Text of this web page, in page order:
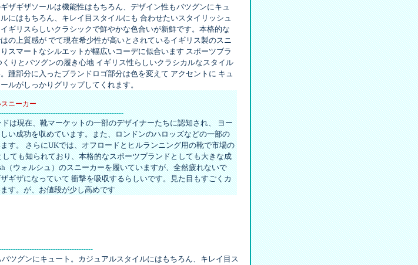
ザギザソールは機能性はもちろん、デザイン性もバツグンにキュ
にはもちろん、キレイ目スタイルにも 合わせたいスタイリッシュ
ギリスらしいクラシックで鮮やかな色合いが新鮮です。本格的な
の上質感が でて現在希少性が高いとされているイギリス製のスニ
スマートなシルエットが幅広いコーデに似合います スポーツブラ
りとバツグンの履き心地 イギリス性らしいクラシカルなスタイル
踵部分に入ったブランドロゴ部分は色を変えて アクセントに キュ
ルがしっかりグリップしてくれます。
ニーカー
は現在、靴マーケットの一部のデザイナーたちに認知され、 ヨー
い成功を収めています。また、ロンドンのハロッズなどの一部の
す。 さらにUKでは、オフロードとヒルランニング用の靴で市場の
ても知られており、本格的なスポーツブランドとしても大きな成
（ウォルシュ）のスニーカーを履いていますが、全然疲れないで
ギザになっていて 衝撃を吸収するらしいです。見た目もすごくカ
す。が、お値段が少し高めです
ツグンにキュート。カジュアルスタイルにはもちろん、キレイ目ス